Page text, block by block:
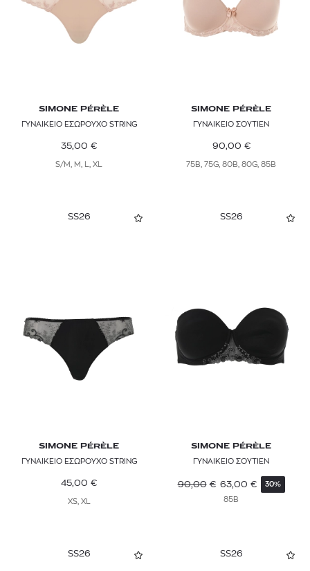
SIMONE PÉRÈLE
ΓΥΝΑΙΚΕΙΟ ΕΣΩΡΟΥΧO STRING
35,00 €
S/M, M, L, XL
SIMONE PÉRÈLE
ΓΥΝΑΙΚΕΙΟ ΣΟΥΤΙΕΝ
90,00 €
75B, 75G, 80B, 80G, 85B
SS26
SIMONE PÉRÈLE
ΓΥΝΑΙΚΕΙΟ ΕΣΩΡΟΥΧΟ STRING
45,00 €
XS, XL
SS26
SIMONE PÉRÈLE
ΓΥΝΑΙΚΕΙΟ ΣΟΥΤΙΕΝ
90,00 € 63,00 € 30%
85B
SS26 SS26